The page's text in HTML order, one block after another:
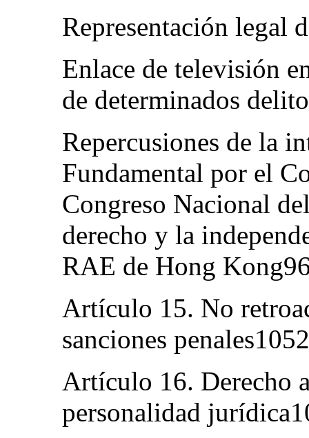
Representación legal
Enlace de televisión
de determinados
Repercusiones de la
Fundamental por el
Congreso Nacional
derecho y la
RAE de Hong
Artículo 15. No
sanciones
Artículo 16. Derecho
personalidad